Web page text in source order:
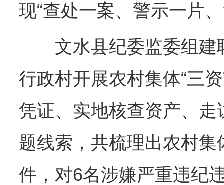
现“查处一案、警示一片
文水县纪委监委组建
行政村开展农村集体“三
凭证、实地核查资产、
题线索，共梳理出农村集
件，对6名涉嫌严重违纪